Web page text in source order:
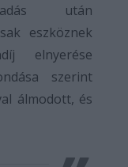
után
eszköznek
elnyerése
szerint
álmodott, és